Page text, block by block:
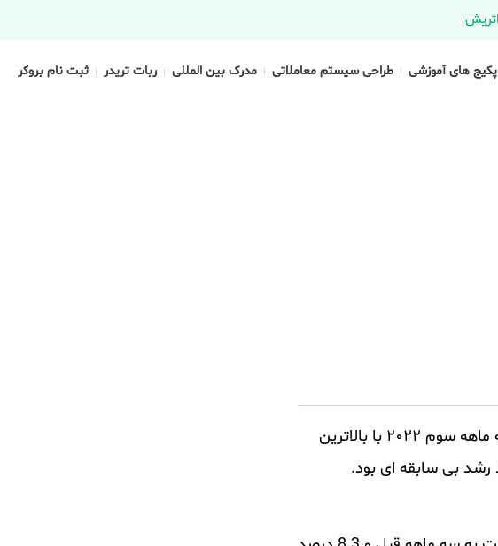
پکیج های آموزشی طراحی سیستم معاملاتی مدرک بین المللی ربات تریدر ثبت نام بروکر
اخبار اخیر فدرال رزرو (بانک مرکزی) آمریکا حاکی از آن است که بدهی خانوارها در این کشور طی سه ماهه سوم ۲۰۲۲ با بالاترین